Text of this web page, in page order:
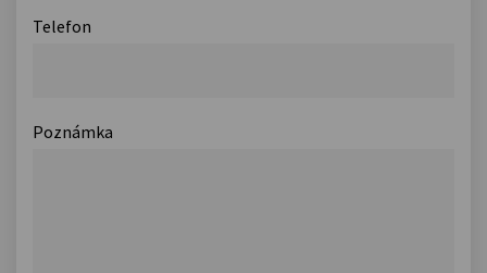
Telefon
Poznámka